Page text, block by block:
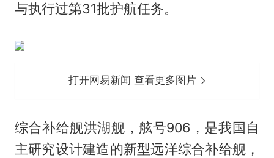
与执行过第31批护航任务。
打开网易新闻 查看更多图片
综合补给舰洪湖舰，舷号906，是我国自
主研究设计建造的新型远洋综合补给舰，